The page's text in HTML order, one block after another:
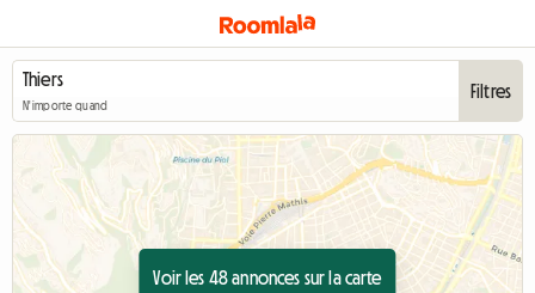
N'importe quand
Filtres
Voir les 48 annonces sur la carte